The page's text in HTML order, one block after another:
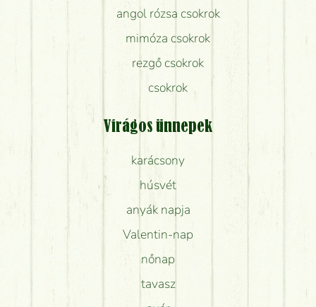
angol rózsa csokrok
mimóza csokrok
rezgő csokrok
csokrok
Virágos ünnepek
karácsony
húsvét
anyák napja
Valentin-nap
nőnap
tavasz